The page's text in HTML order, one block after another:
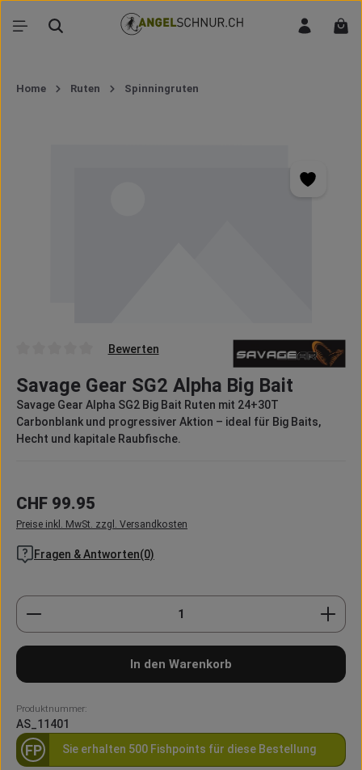
Zum Hauptinhalt springen
Home Ruten Spinningruten
Durchschnittliche Bewertung von 0 von 5 Sternen
Bewerten
Savage Gear SG2 Alpha Big Bait
Savage Gear Alpha SG2 Big Bait Ruten mit 24+30T
Carbonblank und progressiver Aktion – ideal für Big Baits,
Hecht und kapitale Raubfische.
Regulärer Preis:
CHF 99.95
Preise inkl. MwSt. zzgl. Versandkosten
Fragen & Antworten(0)
Produkt Anzahl: Gib den gewünschten Wert ein
In den Warenkorb
Produktnummer:
AS_11401
FP Sie erhalten 500 Fishpoints für diese Bestellung